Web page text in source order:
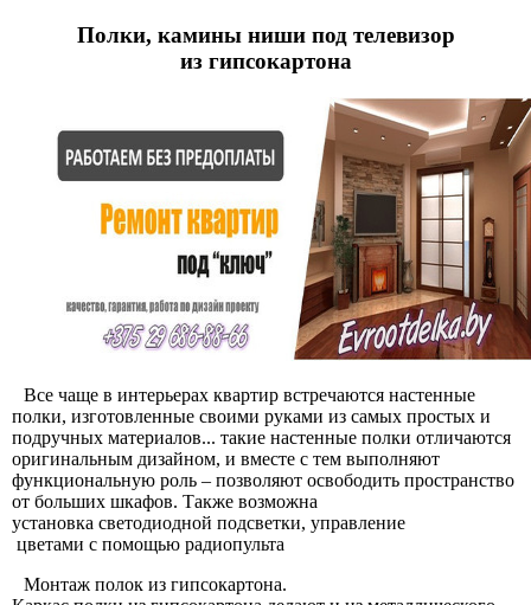
Полки, камины ниши под телевизор
из гипсокартона
Все чаще в интерьерах квартир встречаются настенные
полки, изготовленные своими руками из самых простых и
подручных материалов... такие настенные полки отличаются
оригинальным дизайном, и вместе с тем выполняют
функциональную роль – позволяют освободить пространство
от больших шкафов. Также возможна
установка светодиодной подсветки, управление
цветами с помощью радиопульта
Монтаж полок из гипсокартона.